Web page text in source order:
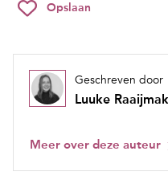
Opslaan
Geschreven door
Luuke
Meer over deze auteur